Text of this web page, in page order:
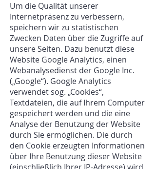
Um die Qualität unserer
Internetpräsenz zu verbessern,
speichern wir zu statistischen
Zwecken Daten über die Zugriffe auf
unsere Seiten. Dazu benutzt diese
Website Google Analytics, einen
Webanalysedienst der Google Inc.
(„Google“). Google Analytics
verwendet sog. „Cookies“,
Textdateien, die auf Ihrem Computer
gespeichert werden und die eine
Analyse der Benutzung der Website
durch Sie ermöglichen. Die durch
den Cookie erzeugten Informationen
über Ihre Benutzung dieser Website